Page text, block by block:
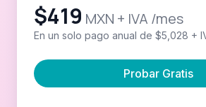
$419 MXN + IVA /mes
En un solo pago anual de $5,028 +
Probar Gratis